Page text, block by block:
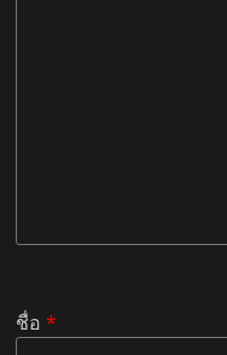
ชื่อ*